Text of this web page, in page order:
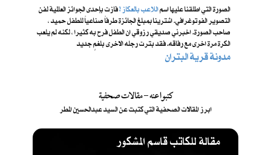
الصورة التي اطلقنا عليها اسم ​اللاعب بالعكاز !فازت بإحدى الجوائز العالمية لفن
التصوير الفوتوغرافي. اشترينا بمبلغ الجائزة طرفاً صناعياً للطفل حميد ،
صاحب الصورة. اخبرني صديقي رزوقي ان الطفل فرح به كثيرا ، لكنه لم يلعب
الكرة مرة اخرى مع رفاقه. فقد بترت رجله الاخرى بلغمٍ جديد
مدونة قرية البتران
كتبوا عنه - مقالات صحفية
ابرز المقالات الصحفية التي كتبت عن السيد عبدالحسين المطر
مقالة للكاتب قاسم المشكور